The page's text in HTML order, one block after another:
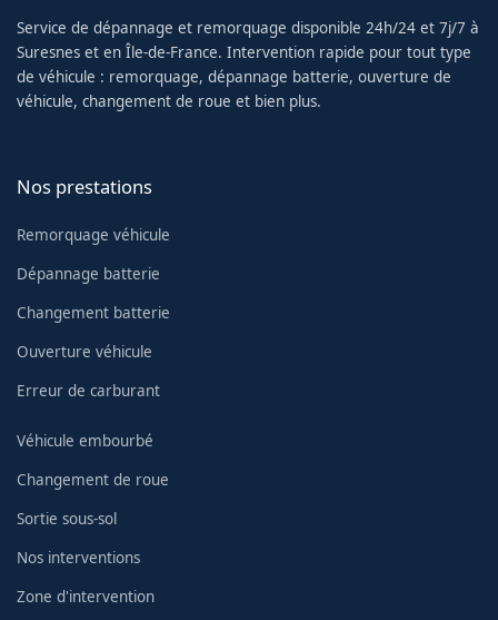
Service de dépannage et remorquage disponible 24h/24 et 7j/7 à
Suresnes et en Île-de-France. Intervention rapide pour tout type
de véhicule : remorquage, dépannage batterie, ouverture de
véhicule, changement de roue et bien plus.
Nos prestations
Remorquage véhicule
Dépannage batterie
Changement batterie
Ouverture véhicule
Erreur de carburant
Véhicule embourbé
Changement de roue
Sortie sous-sol
Nos interventions
Zone d'intervention